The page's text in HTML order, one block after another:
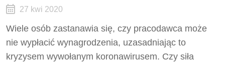
27 kwi 2020
Wiele osób zastanawia się, czy pracodawca może
nie wypłacić wynagrodzenia, uzasadniając to
kryzysem wywołanym koronawirusem. Czy siła